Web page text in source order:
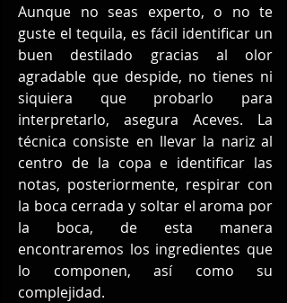
Aunque no seas experto, o no te
guste el tequila, es fácil identificar un
buen destilado gracias al olor
agradable que despide, no tienes ni
siquiera que probarlo para
interpretarlo, asegura Aceves. La
técnica consiste en llevar la nariz al
centro de la copa e identificar las
notas, posteriormente, respirar con
la boca cerrada y soltar el aroma por
la boca, de esta manera
encontraremos los ingredientes que
lo componen, así como su
complejidad.